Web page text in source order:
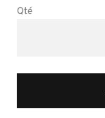
Qté